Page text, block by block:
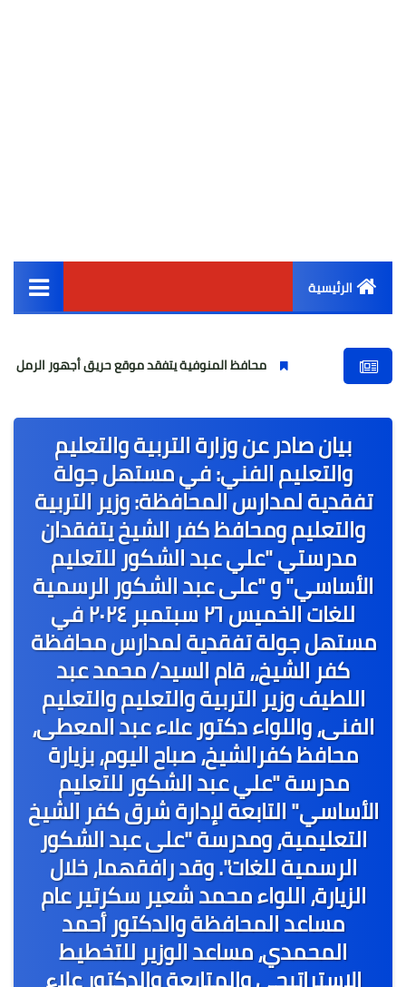
الرئيسية
أخبار مصر
عالمى
الرياضة
حوادث وقضايا
فن
التعليم
تكنولوجيا
السياحة والفنادق
محافظ المنوفية يتفقد موقع حريق أجهور الرمل بقويسنا
بيان صادر عن وزارة التربية والتعليم
والتعليم الفني: في مستهل جولة
تفقدية لمدارس المحافظة: وزير التربية
والتعليم ومحافظ كفر الشيخ يتفقدان
مدرستي "علي عبد الشكور للتعليم
الأساسي" و "على عبد الشكور الرسمية
للغات الخميس ٢٦ سبتمبر ٢٠٢٤ في
مستهل جولة تفقدية لمدارس محافظة
كفر الشيخ،، قام السيد/ محمد عبد
اللطيف وزير التربية والتعليم والتعليم
الفنى، واللواء دكتور علاء عبد المعطى،
محافظ كفرالشيخ، صباح اليوم، بزيارة
مدرسة "علي عبد الشكور للتعليم
الأساسي" التابعة لإدارة شرق كفر الشيخ
التعليمية، ومدرسة "على عبد الشكور
الرسمية للغات". وقد رافقهما، خلال
الزيارة، اللواء محمد شعير سكرتير عام
مساعد المحافظة والدكتور أحمد
المحمدي، مساعد الوزير للتخطيط